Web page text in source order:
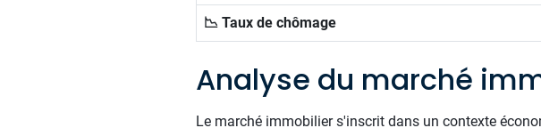
📉 Taux de chômage
Analyse du marché
Le marché immobilier s'inscrit dans un contexte